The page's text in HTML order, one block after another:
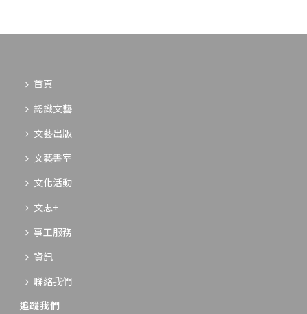
首頁
認識文藝
文藝出版
文藝書室
文化活動
文思+
事工服務
資訊
聯絡我們
追蹤我們